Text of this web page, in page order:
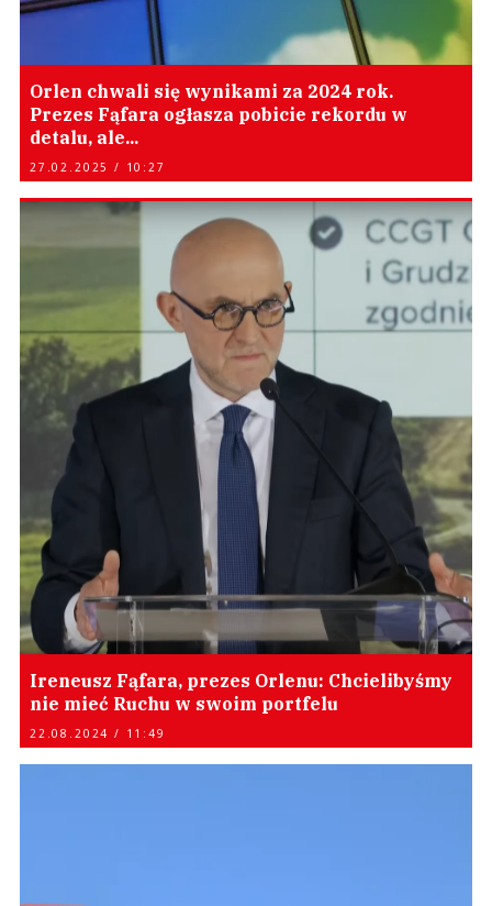
Orlen chwali się wynikami za 2024 rok.
Prezes Fąfara ogłasza pobicie rekordu w
detalu, ale...
27.02.2025 / 10:27
Ireneusz Fąfara, prezes Orlenu: Chcielibyśmy
nie mieć Ruchu w swoim portfelu
22.08.2024 / 11:49